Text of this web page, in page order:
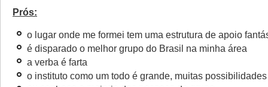
Prós:
o lugar onde me formei tem uma estrutura de apoio
é disparado o melhor grupo do Brasil na minha área
a verba é farta
o instituto como um todo é grande, muitas